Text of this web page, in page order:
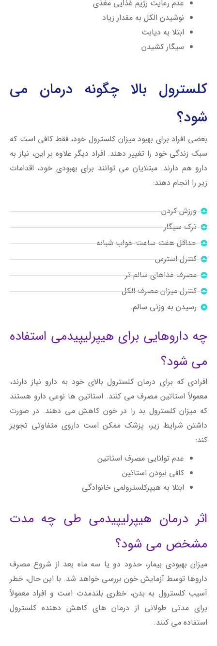
عدم رعایت رژیم غذایی مغذی
نوشیدن الکل به مقدار زیاد
ابتلا به دیابت
سیگار کشیدن
کلسترول بالا چگونه درمان می
شود؟
بعضی افراد برای بهبود میزان کلسترول خود، فقط کافی است که
سبک زندگی خود را تغییر دهند. افراد دیگر علاوه بر این، نیاز به
دارو هم دارند. مبتلایان می توانند برای بهبودی خود، اقدامات
زیر را انجام دهند:
ورزش کردن
ترک سیگار
حداقل هفت ساعت خواب شبانه
کنترل استرس
مصرف غذاهای سالم تر
کنترل میزان مصرف الکل
رسیدن به وزنی سالم.
چه داروهایی برای هیپرلیپیدمی استفاده
می شود؟
افرادی که برای درمان کلسترول بالای خود به دارو نیاز دارند،
معمولاً استاتین مصرف می کنند. استاتین ها نوعی دارو هستند
که میزان کلسترول بد را در خون کاهش می دهند. در صورت
داشتن شرایط زیر، پزشک ممکن است داروی متفاوتی تجویز
کند:
عدم توانایی مصرف استاتین
کافی نبودن استاتین
ابتلا به هیپرکلسترولمی خانوادگی
اثر درمان هیپرلیپیدمی طی چه مدت
مشخص می شود؟
میزان بهبودی بیمار، حدود دو یا سه ماه بعد از شروع مصرف
داروها توسط آزمایش خون بررسی خواهد شد. با این حال، خطر
آسیب کلسترول به بدن، خطری بلندمدت است و افراد معمولاً
برای مدتی طولانی از درمان های کاهش دهنده کلسترول
استفاده می کنند.